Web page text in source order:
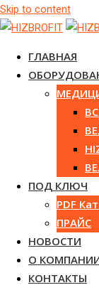
Skip to content
ГЛАВНАЯ
ПОД КЛЮЧ
PDF
ПРАЙС
НОВОСТИ
О
КОНТАКТЫ